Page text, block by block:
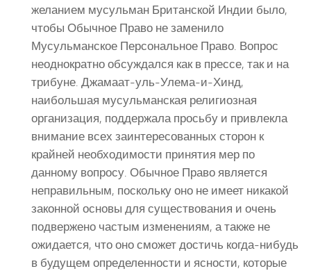
желанием мусульман Британской Индии было,
чтобы Обычное Право не заменило
Мусульманское Персональное Право. Вопрос
неоднократно обсуждался как в прессе, так и на
трибуне. Джамаат-уль-Улема-и-Хинд,
наибольшая мусульманская религиозная
организация, поддержала просьбу и привлекла
внимание всех заинтересованных сторон к
крайней необходимости принятия мер по
данному вопросу. Обычное Право является
неправильным, поскольку оно не имеет никакой
законной основы для существования и очень
подвержено частым изменениям, а также не
ожидается, что оно сможет достичь когда-нибудь
в будущем определенности и ясности, которые